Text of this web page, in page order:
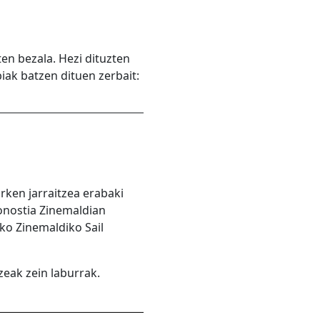
bezala. Hezi dituzten
batzen dituen zerbait:
jarraitzea erabaki
Zinemaldian
Zinemaldiko Sail
zein laburrak.